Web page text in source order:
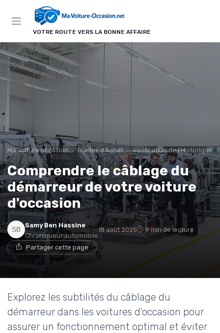
VOTRE ROUTE VERS LA BONNE AFFAIRE
Ma voiture occasion Guides d'Achat Vérification de l'Historique
Comprendre le câblage du
démarreur de votre voiture
d'occasion
Samy Ben Hassine
Chroniqueur automobile
18 août 2025 9 min de lecture
Partager cette page
Explorez les subtilités du câblage du
démarreur dans les voitures d'occasion pour
assurer un fonctionnement optimal et éviter
Panneau de gestion des cookies